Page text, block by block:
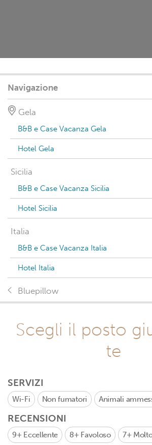
Navigazione
Gela
B&B e Case Vacanza Gela
Hotel Gela
Sicilia
B&B e Case Vacanza Sicilia
Hotel Sicilia
Italia
B&B e Case Vacanza Italia
Hotel Italia
Bluepillow
Scegli il posto
te
SERVIZI
Wi-Fi Non fumatori Animali
RECENSIONI
9+ Eccellente 8+ Favoloso 7+